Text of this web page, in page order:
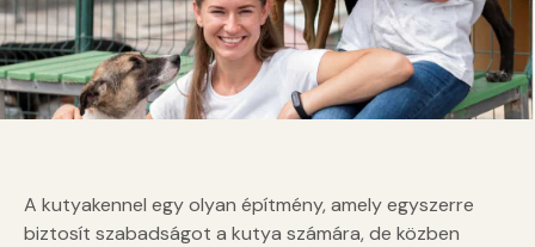
A kutyakennel egy olyan építmény, amely egyszerre
biztosít szabadságot a kutya számára, de közben